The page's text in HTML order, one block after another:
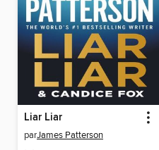
Liar Liar
parJames Patterson